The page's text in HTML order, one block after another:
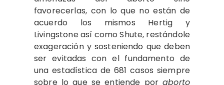
favorecerlas, con lo que no están de
acuerdo los mismos Hertig y
Livingstone así como Shute, restándole
exageración y sosteniendo que deben
ser evitadas con el fundamento de
una estadística de 681 casos siempre
sobre lo que se entiende poraborto